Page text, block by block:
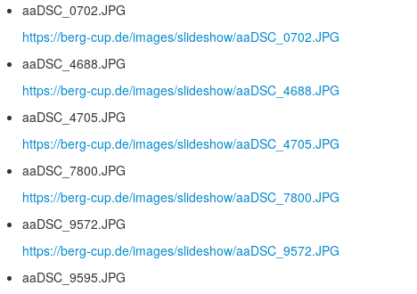
aaDSC_0702.JPG
https://berg-cup.de/images/slideshow/aaDSC_0702.JPG
aaDSC_4688.JPG
https://berg-cup.de/images/slideshow/aaDSC_4688.JPG
aaDSC_4705.JPG
https://berg-cup.de/images/slideshow/aaDSC_4705.JPG
aaDSC_7800.JPG
https://berg-cup.de/images/slideshow/aaDSC_7800.JPG
aaDSC_9572.JPG
https://berg-cup.de/images/slideshow/aaDSC_9572.JPG
aaDSC_9595.JPG